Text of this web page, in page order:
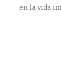
en la vida